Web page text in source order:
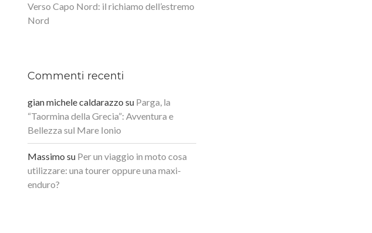
Verso Capo Nord: il richiamo dell’estremo
Nord
Commenti recenti
gian michele caldarazzo su Parga, la
“Taormina della Grecia”: Avventura e
Bellezza sul Mare Ionio
Massimo su Per un viaggio in moto cosa
utilizzare: una tourer oppure una maxi-
enduro?